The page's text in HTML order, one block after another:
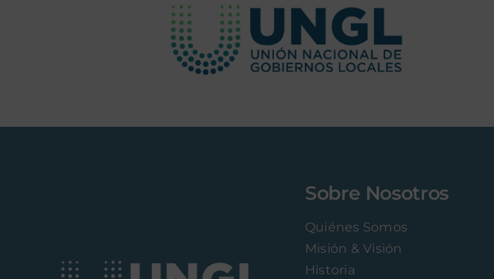
Sobre Nosotros
Quiénes Somos
Misión & Visión
Historia